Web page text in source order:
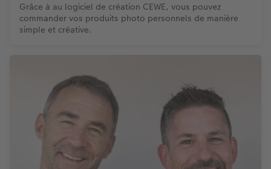
Grâce à au logiciel de création CEWE, vous pouvez
commander vos produits photo personnels de manière
simple et créative.